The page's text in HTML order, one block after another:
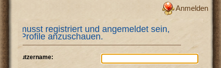
Anmelden
Du musst registriert und angemeldet sein,
um Profile anzuschauen.
Benutzername: